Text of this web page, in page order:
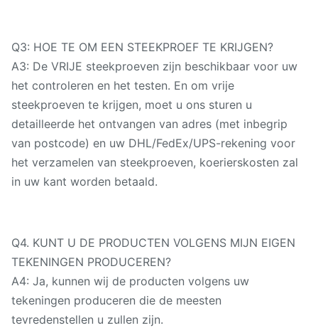
Q3: HOE TE OM EEN STEEKPROEF TE KRIJGEN?
A3: De VRIJE steekproeven zijn beschikbaar voor uw
het controleren en het testen. En om vrije
steekproeven te krijgen, moet u ons sturen u
detailleerde het ontvangen van adres (met inbegrip
van postcode) en uw DHL/FedEx/UPS-rekening voor
het verzamelen van steekproeven, koerierskosten zal
in uw kant worden betaald.
Q4. KUNT U DE PRODUCTEN VOLGENS MIJN EIGEN
TEKENINGEN PRODUCEREN?
A4: Ja, kunnen wij de producten volgens uw
tekeningen produceren die de meesten
tevredenstellen u zullen zijn.